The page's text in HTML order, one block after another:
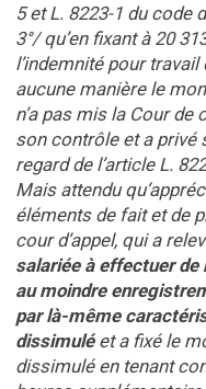
5 et L. 8223-1 du code
3°/ qu’en fixant à 20
l’indemnité pour
aucune manière le
n’a pas mis la Cour de
son contrôle et a privé
regard de l’article L.
Mais attendu
éléments de fait et de
cour d’appel, qui a
salariée à effectuer
au moindre
par là-même
dissimuléet a fixé le
dissimulé en tenant